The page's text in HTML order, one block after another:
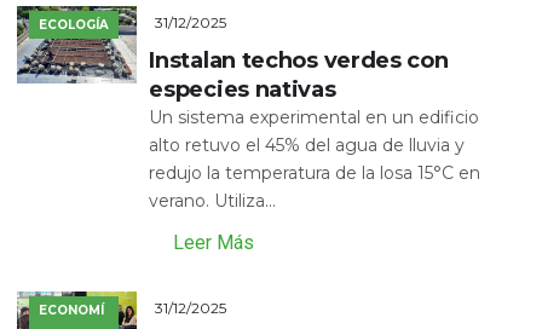
ECOLOGÍA 31/12/2025
Instalan techos verdes con
especies nativas
Un sistema experimental en un edificio
alto retuvo el 45% del agua de lluvia y
redujo la temperatura de la losa 15°C en
verano. Utiliza...
Leer Más
ECONOMÍ
31/12/2025